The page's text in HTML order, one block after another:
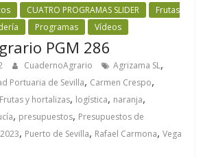
CUATRO PROGRAMAS SLIDER
Frutas
Programas Vídeos
PGM 286
CuadernoAgrario Agrizama SL,
Portuaria de Sevilla, Carmen Crespo,
Frutas y hortalizas, logística, naranja,
, presupuestos, Presupuestos de
, Puerto de Sevilla, Rafael Carmona,Vega